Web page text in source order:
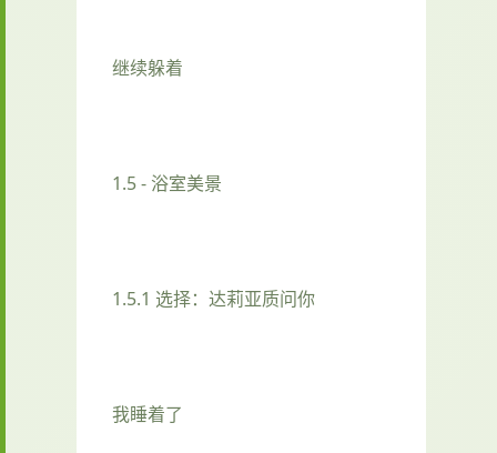
继续躲着
1.5 - 浴室美景
1.5.1 选择：达莉亚质问你
我睡着了